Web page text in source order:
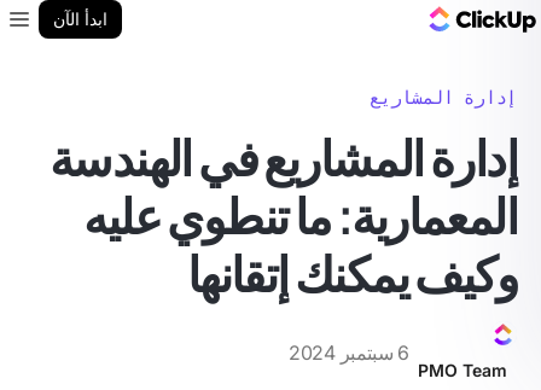
ابدأ الآن
إدارة المشاريع
إدارة المشاريع في الهندسة
المعمارية: ما تنطوي عليه
وكيف يمكنك إتقانها
PMO Team
6 سبتمبر 2024